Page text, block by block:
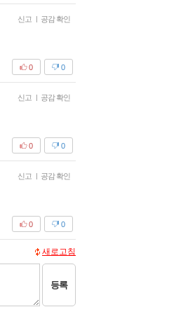
신고 | 공감 확인
0
0
신고 | 공감 확인
0
0
신고 | 공감 확인
0
0
새로고침
등록